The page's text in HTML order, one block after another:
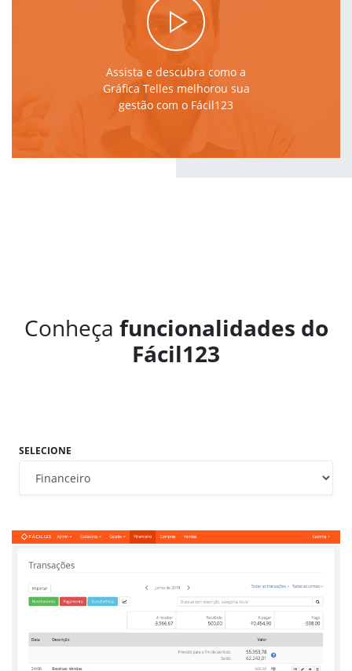
Assista e descubra como a
Gráfica Telles melhorou sua
gestão com o Fácil123
Conheça funcionalidades do
Fácil123
SELECIONE